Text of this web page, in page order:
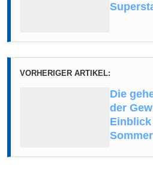
VORHERIGER ARTIKEL:
Die
der